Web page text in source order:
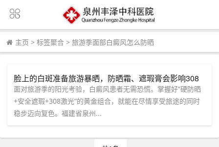
主页 > 标签聚合 > 旅游季面部白癜风怎么防晒
脸上的白斑准备旅游暴晒，防晒霜、遮瑕膏会影响308
激光效果吗？泉州中科医师在线解答协同治疗秘诀！
面对旅游季的阳光考验，白癜风患者无需恐慌。掌握好“硬防晒
+安全遮瑕+308激光”的黄金组合，就能在尽情享受旅途的同时
稳步迈向复色。福建省泉州...